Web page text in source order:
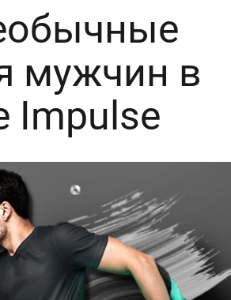
мужчин в
Impulse